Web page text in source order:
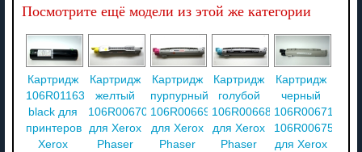
Посмотрите ещё модели из этой же категории
Картридж
106R01163
black для
принтеров
Xerox
Картридж
желтый
106R00670
для Xerox
Phaser
Картридж
пурпурный
106R00669
для Xerox
Phaser
Картридж
голубой
106R00668
для Xerox
Phaser
Картридж
черный
106R00671
106R00675
для Xerox